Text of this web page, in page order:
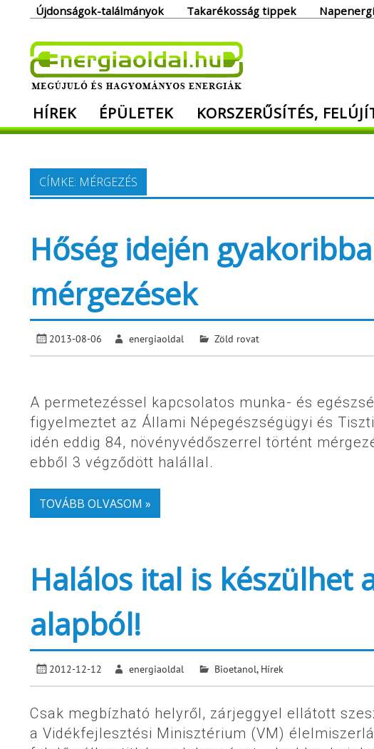
Újdonságok-találmányok Takarékosság tippek
Megújuló és hagyományos energiák. Minden,
HÍREK ÉPÜLETEK KORSZERŰSÍTÉS,
CÍMKE: MÉRGEZÉS
Hőség idején
mérgezések
2013-08-06 energiaoldal Zöld rovat
A permetezéssel kapcsolatos munka- és
figyelmeztet az Állami Népegészségügyi és
idén eddig 84, növényvédőszerrel történt
ebből 3 végződött halállal.
TOVÁBB OLVASOM »
Halálos ital is készülhet
alapból!
2012-12-12 energiaoldal Bioetanol, Hírek
Csak megbízható helyről, zárjeggyel ellátott
a Vidékfejlesztési Minisztérium (VM)